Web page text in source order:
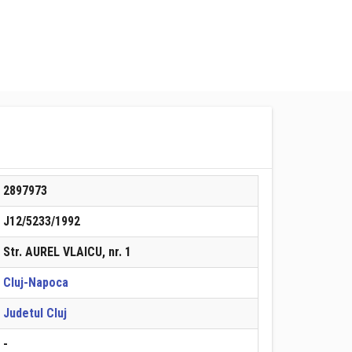
2897973
J12/5233/1992
Str. AUREL VLAICU, nr. 1
Cluj-Napoca
Judetul Cluj
-